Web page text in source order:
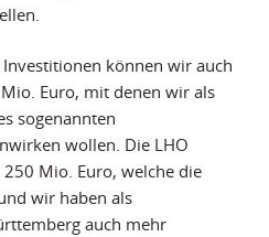
können wir auch
Euro, mit denen wir als
sogenannten
wollen. Die LHO
Mio. Euro, welche die
wir haben als
auch mehr